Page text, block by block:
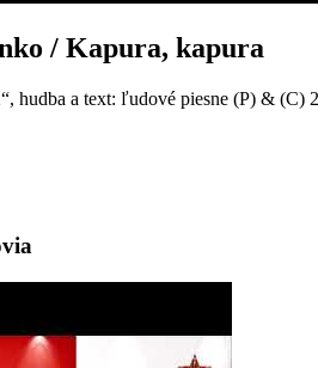
/ Kapura, kapura
hudba a text: ľudové piesne (P) &